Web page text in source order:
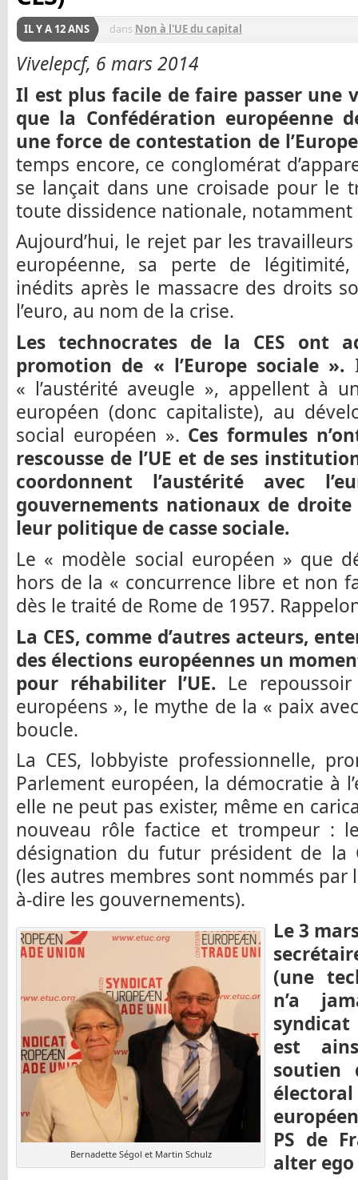
IL Y A 12 ANS dans Non à l'UE du capital
Vivelepcf, 6 mars 2014
Il est plus facile de faire passer une
que la Confédération européenne
une force de contestation de
temps encore, ce conglomérat
se lançait dans une croisade pour le
toute dissidence nationale,
Aujourd’hui, le rejet par les
européenne, sa perte de
inédits après le massacre des droits
l’euro, au nom de la crise.
Les technocrates de la CES ont
promotion de « l’Europe sociale ».
« l’austérité aveugle », appellent à
européen (donc capitaliste), au
social européen ». Ces formules
rescousse de l’UE et de ses
coordonnent l’austérité avec
gouvernements nationaux de
leur politique de casse sociale.
Le « modèle social européen » que
hors de la « concurrence libre et non
dès le traité de Rome de 1957.
La CES, comme d’autres acteurs,
des élections européennes un
pour réhabiliter l’UE. Le
européens », le mythe de la « paix
boucle.
La CES, lobbyiste professionnelle,
Parlement européen, la démocratie à
elle ne peut pas exister, même en
nouveau rôle factice et trompeur :
désignation du futur président de la
(les autres membres sont nommés par
à-dire les gouvernements).
Bernadette Ségol et Martin Schulz
Le 3
(une
n’a
est
soutien
PS de
alter ego